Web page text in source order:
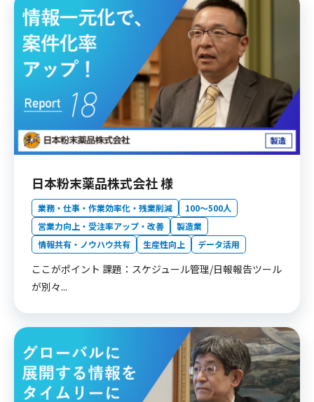
日本粉末薬品株式会社 様
業務・仕事・作業効率化・残業削減
100〜500人
営業力向上・受注率アップ・改善
製造業
情報共有・ノウハウ共有
生産性向上 データ活用
ここがポイント 課題：スケジュール管理/日報報告ツール
が別々...